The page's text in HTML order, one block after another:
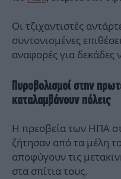
Οι τζιχαντιστές
συντονισμένες
αναφορές για δεκάδες
Πυροβολισμοί στην
καταλαμβάνουν πόλεις
Η πρεσβεία των ΗΠΑ
ζήτησαν από τα μέλη
αποφύγουν τις
στα σπίτια τους.